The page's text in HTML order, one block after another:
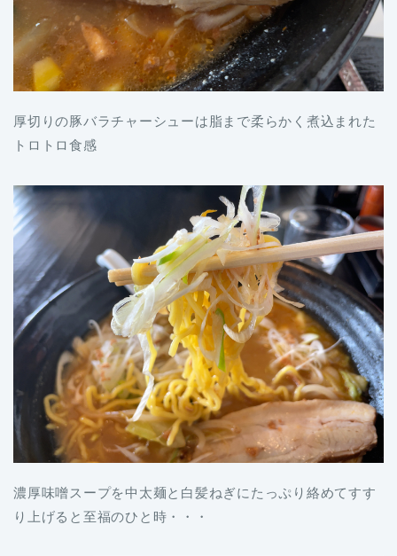
厚切りの豚バラチャーシューは脂まで柔らかく煮込まれた
トロトロ食感
濃厚味噌スープを中太麺と白髪ねぎにたっぷり絡めてすす
り上げると至福のひと時・・・